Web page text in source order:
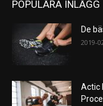
POPULÄRA INLÄGG
De
2019-
Actic